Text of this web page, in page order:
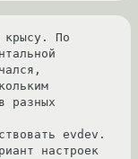
крысу. По
разных
evdev.
настроек